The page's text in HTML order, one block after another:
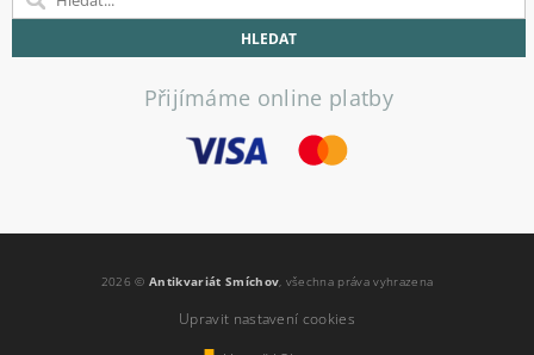
Přijímáme online platby
2026 ©Antikvariát Smíchov , všechna práva vyhrazena
Upravit nastavení cookies